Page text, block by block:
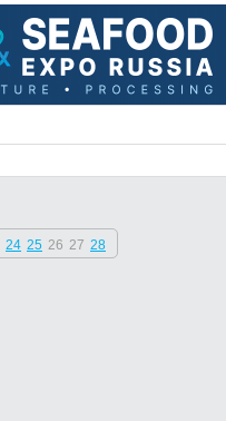
24 25 26 27 28